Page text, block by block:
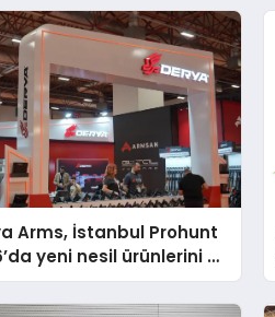
Arms, İstanbul Prohunt
yeni nesil ürünlerini ve
marka vizyonunu